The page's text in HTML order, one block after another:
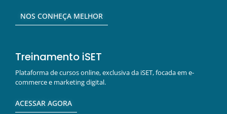
NOS CONHEÇA MELHOR
Treinamento iSET
Plataforma de cursos online, exclusiva da iSET, focada em e-
commerce e marketing digital.
ACESSAR AGORA